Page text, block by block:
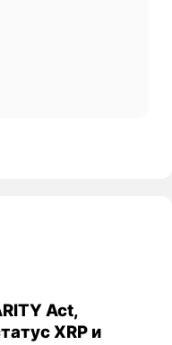
Act,
XRP и